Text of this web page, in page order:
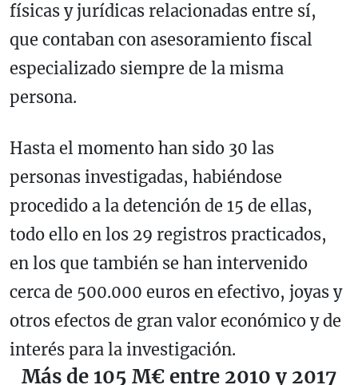
físicas y jurídicas relacionadas entre sí,
que contaban con asesoramiento fiscal
especializado siempre de la misma
persona.
Hasta el momento han sido 30 las
personas investigadas, habiéndose
procedido a la detención de 15 de ellas,
todo ello en los 29 registros practicados,
en los que también se han intervenido
cerca de 500.000 euros en efectivo, joyas y
otros efectos de gran valor económico y de
interés para la investigación.
Más de 105 M€ entre 2010 y 2017